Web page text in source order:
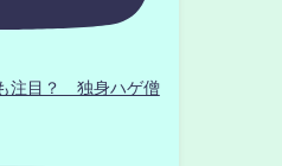
注目？ 独身ハゲ僧